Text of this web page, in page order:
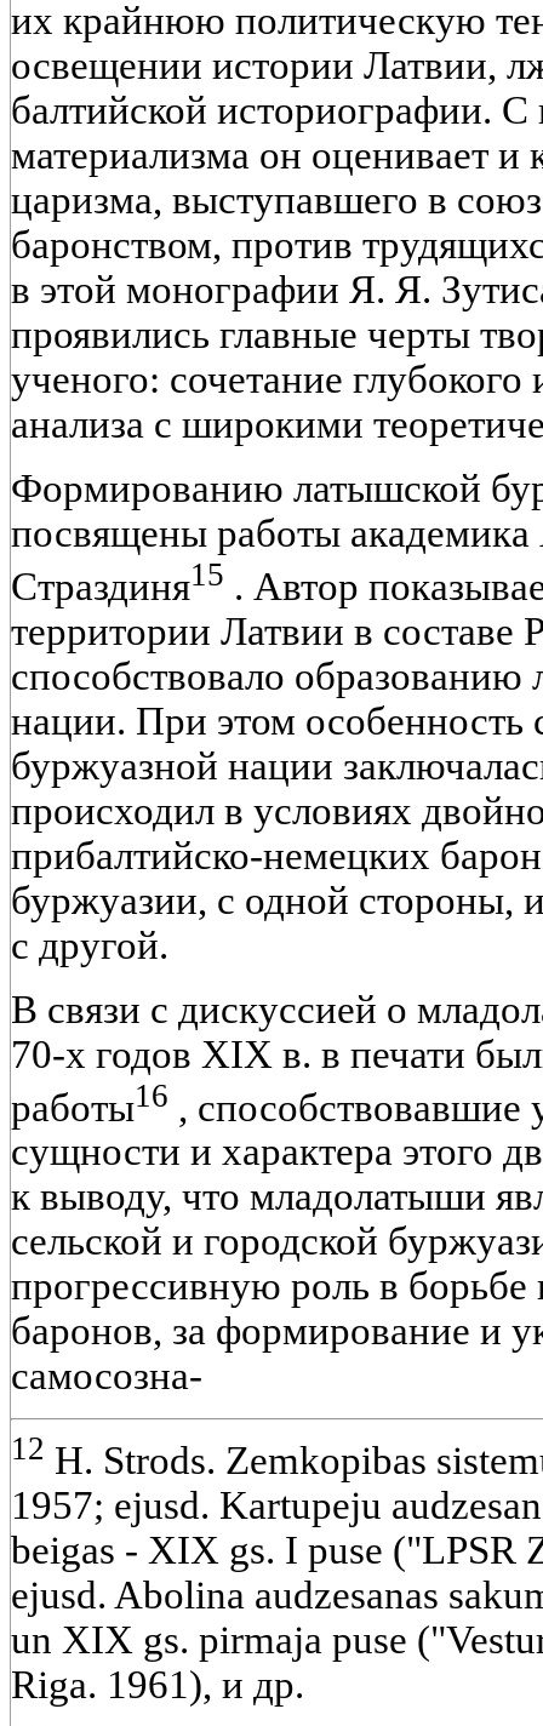
их крайнюю политическую
освещении истории Латвии,
балтийской историографии. С
материализма он оценивает и
царизма, выступавшего в
баронством, против
в этой монографии Я. Я.
проявились главные черты
ученого: сочетание глубокого
анализа с широкими
Формированию латышской
посвящены работы
Страздиня15 . Автор
территории Латвии в составе
способствовало
нации. При этом особенность
буржуазной нации
происходил в условиях
прибалтийско-немецких
буржуазии, с одной стороны,
с другой.
В связи с дискуссией о
70-х годов XIX в. в печати
работы16 , способствовавшие
сущности и характера этого
к выводу, что младолатыши
сельской и городской
прогрессивную роль в
баронов, за формирование и
самосозна-
12 H. Strods. Zemkopibas
1957; ejusd. Kartupeju
beigas - XIX gs. I puse ("LPSR
ejusd. Abolina audzesanas
un XIX gs. pirmaja puse
Riga. 1961), и др.